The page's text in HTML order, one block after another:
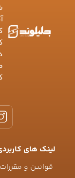
لینک های
قوانین و مقررات